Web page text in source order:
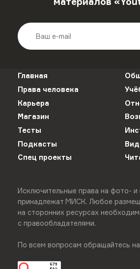
Главная
Права человека
Карьера
Магазин
Тесты
Подкасты
Спец проекты
Исключительные права на фото- и
принадлежат МИСК. Любое
на сторонних ресурсах
с правообладателями.
По всем вопросам обращайтесь на